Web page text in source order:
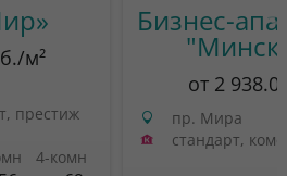
м²
престиж
4-комн
Бизнес-
от 2
пр. Мира
стандарт,